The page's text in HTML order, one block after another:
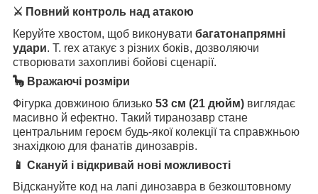
⚔️ Повний контроль над атакою
Керуйте хвостом, щоб виконувати багатонапрямні
удари. T. rex атакує з різних боків, дозволяючи
створювати захопливі бойові сценарії.
🦕 Вражаючі розміри
Фігурка довжиною близько 53 см (21 дюйм) виглядає
масивно й ефектно. Такий тиранозавр стане
центральним героєм будь-якої колекції та справжньою
знахідкою для фанатів динозаврів.
📱 Скануй і відкривай нові можливості
Відскануйте код на лапі динозавра в безкоштовному